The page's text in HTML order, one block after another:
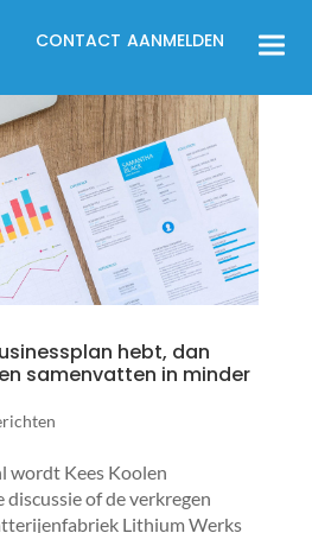
CONTACT AANMELDEN
hebt, dan
samenvat­ten in minder
wordt Kees Koolen
of de verkregen
Lithium Werks